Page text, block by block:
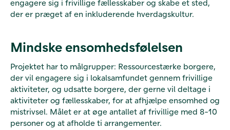
engagere sig i frivillige fællesskaber og skabe et sted,
der er præget af en inkluderende hverdagskultur.
Mindske ensomhedsfølelsen
Projektet har to målgrupper: Ressourcestærke borgere,
der vil engagere sig i lokalsamfundet gennem frivillige
aktiviteter, og udsatte borgere, der gerne vil deltage i
aktiviteter og fællesskaber, for at afhjælpe ensomhed og
mistrivsel. Målet er at øge antallet af frivillige med 8-10
personer og at afholde ti arrangementer.